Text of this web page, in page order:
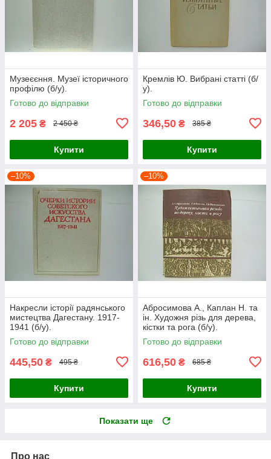
Музеєєння. Музеї історичного
профілю (б/у).
Готово до відправки
2 205 ₴ 2 450 ₴
Купити
Кремлів Ю. Вибрані статті (б/
у).
Готово до відправки
346,50 ₴ 385 ₴
Купити
–10%
Накресли історії радянського
мистецтва Дагестану. 1917-
1941 (б/у).
Готово до відправки
445,50 ₴ 495 ₴
Купити
–10%
Абросимова А., Каплан Н. та
ін. Художня різь для дерева,
кістки та рога (б/у).
Готово до відправки
616,50 ₴ 685 ₴
Купити
Показати ще
Про нас